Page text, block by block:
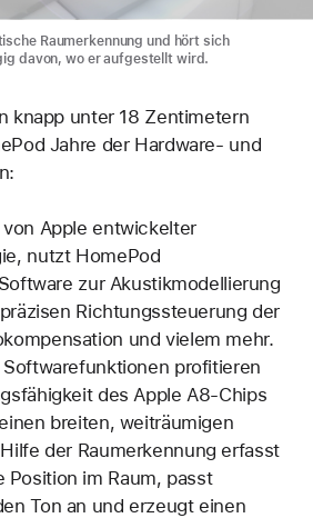
Raumerkennung und hört sich
davon, wo er aufgestellt wird.
knapp unter 18 Zentimetern
Jahre der Hardware- und
Apple entwickelter
nutzt HomePod
zur Akustikmodellierung
Richtungssteuerung der
und vielem mehr.
profitieren
des Apple A8-Chips
breiten, weiträumigen
der Raumerkennung erfasst
Position im Raum, passt
Ton an und erzeugt einen